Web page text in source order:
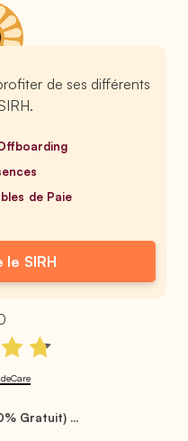
de ses différents
de Paie
SIRH
Gratuit) ...